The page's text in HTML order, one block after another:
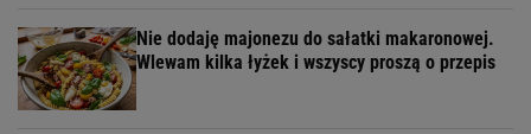
Nie dodaję majonezu do sałatki makaronowej.
Wlewam kilka łyżek i wszyscy proszą o przepis